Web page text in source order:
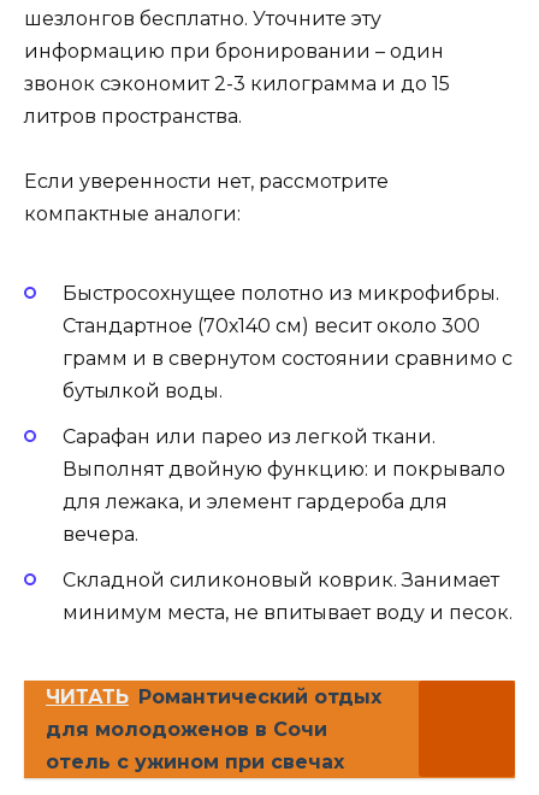
шезлонгов бесплатно. Уточните эту
информацию при бронировании – один
звонок сэкономит 2-3 килограмма и до 15
литров пространства.
Если уверенности нет, рассмотрите
компактные аналоги:
Быстросохнущее полотно из микрофибры.
Стандартное (70х140 см) весит около 300
грамм и в свернутом состоянии сравнимо с
бутылкой воды.
Сарафан или парео из легкой ткани.
Выполнят двойную функцию: и покрывало
для лежака, и элемент гардероба для
вечера.
Складной силиконовый коврик. Занимает
минимум места, не впитывает воду и песок.
ЧИТАТЬ Романтический отдых
для молодоженов в Сочи
отель с ужином при свечах